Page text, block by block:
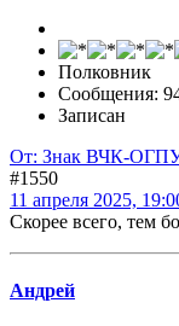
Полковник
Сообщения:
Записан
От: Знак ВЧК-ОГПУ
#1550
11 апреля 2025,
Скорее всего, тем
Андрей